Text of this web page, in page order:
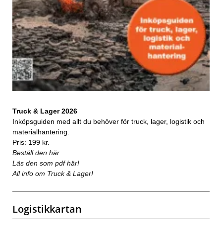
Truck & Lager 2026
Inköpsguiden med allt du behöver för truck, lager, logistik och
materialhantering.
Pris: 199 kr.
Beställ den här
Läs den som pdf här!
All info om Truck & Lager!
Logistikkartan